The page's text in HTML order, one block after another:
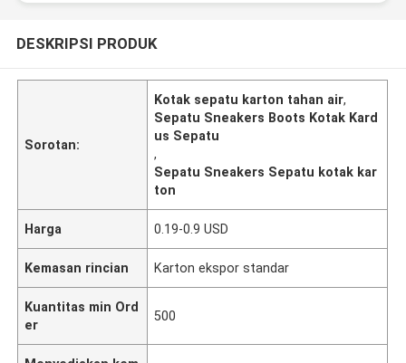
DESKRIPSI PRODUK
Sorotan:
Kotak sepatu karton tahan air,
Sepatu Sneakers Boots Kotak Kard
us Sepatu
,
Sepatu Sneakers Sepatu kotak kar
ton
Harga 0.19-0.9 USD
Kemasan rincian Karton ekspor standar
Kuantitas min Ord
er
500